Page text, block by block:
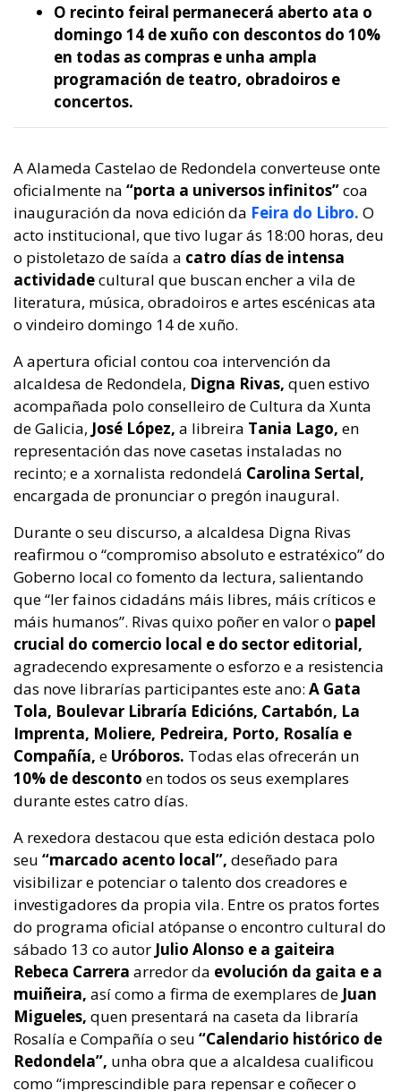
O recinto feiral permanecerá aberto ata o
domingo 14 de xuño con descontos do 10%
en todas as compras e unha ampla
programación de teatro, obradoiros e
concertos.
A Alameda Castelao de Redondela converteuse onte
oficialmente na “porta a universos infinitos”coa
inauguración da nova edición da Feira do Libro. O
acto institucional, que tivo lugar ás 18:00 horas, deu
o pistoletazo de saída a catro días de intensa
actividadecultural que buscan encher a vila de
literatura, música, obradoiros e artes escénicas ata
o vindeiro domingo 14 de xuño.
A apertura oficial contou coa intervención da
alcaldesa de Redondela, Digna Rivas, quen estivo
acompañada polo conselleiro de Cultura da Xunta
de Galicia, José López, a libreira Tania Lago, en
representación das nove casetas instaladas no
recinto; e a xornalista redondelá Carolina Sertal,
encargada de pronunciar o pregón inaugural.
Durante o seu discurso, a alcaldesa Digna Rivas
reafirmou o “compromiso absoluto e estratéxico” do
Goberno local co fomento da lectura, salientando
que “ler fainos cidadáns máis libres, máis críticos e
máis humanos”. Rivas quixo poñer en valor o papel
crucial do comercio local e do sector editorial,
agradecendo expresamente o esforzo e a resistencia
das nove librarías participantes este ano: A Gata
Tola, Boulevar Libraría Edicións, Cartabón, La
Imprenta, Moliere, Pedreira, Porto, Rosalía e
Compañía, e Uróboros. Todas elas ofrecerán un
10% de desconto en todos os seus exemplares
durante estes catro días.
A rexedora destacou que esta edición destaca polo
seu “marcado acento local”, deseñado para
visibilizar e potenciar o talento dos creadores e
investigadores da propia vila. Entre os pratos fortes
do programa oficial atópanse o encontro cultural do
sábado 13 co autor Julio Alonso e a gaiteira
Rebeca Carrera arredor da evolución da gaita e a
muiñeira, así como a firma de exemplares de Juan
Migueles, quen presentará na caseta da libraría
Rosalía e Compañía o seu “Calendario histórico de
Redondela”, unha obra que a alcaldesa cualificou
como “imprescindible para repensar e coñecer o